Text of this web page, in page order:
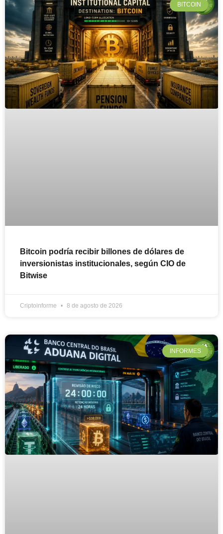
BITCOIN
Bitcoin podría recibir billones de dólares de
inversionistas institucionales, según CIO de
Bitwise
Criptoinforme 8 de agosto de 2026
INFORMES